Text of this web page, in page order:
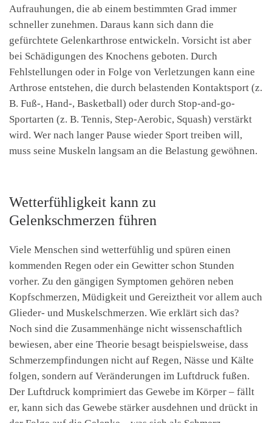
Aufrauhungen, die ab einem bestimmten Grad immer
schneller zunehmen. Daraus kann sich dann die
gefürchtete Gelenkarthrose entwickeln. Vorsicht ist aber
bei Schädigungen des Knochens geboten. Durch
Fehlstellungen oder in Folge von Verletzungen kann eine
Arthrose entstehen, die durch belastenden Kontaktsport (z.
B. Fuß-, Hand-, Basketball) oder durch Stop-and-go-
Sportarten (z. B. Tennis, Step-Aerobic, Squash) verstärkt
wird. Wer nach langer Pause wieder Sport treiben will,
muss seine Muskeln langsam an die Belastung gewöhnen.
Wetterfühligkeit kann zu
Gelenkschmerzen führen
Viele Menschen sind wetterfühlig und spüren einen
kommenden Regen oder ein Gewitter schon Stunden
vorher. Zu den gängigen Symptomen gehören neben
Kopfschmerzen, Müdigkeit und Gereiztheit vor allem auch
Glieder- und Muskelschmerzen. Wie erklärt sich das?
Noch sind die Zusammenhänge nicht wissenschaftlich
bewiesen, aber eine Theorie besagt beispielsweise, dass
Schmerzempfindungen nicht auf Regen, Nässe und Kälte
folgen, sondern auf Veränderungen im Luftdruck fußen.
Der Luftdruck komprimiert das Gewebe im Körper – fällt
er, kann sich das Gewebe stärker ausdehnen und drückt in